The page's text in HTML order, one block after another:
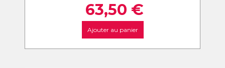
63,50 €
Ajouter au panier